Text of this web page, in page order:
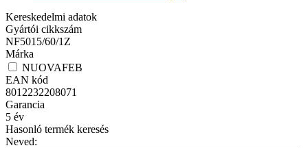
Kereskedelmi adatok
Gyártói cikkszám
NF5015/60/1Z
Márka
NUOVAFEB
EAN kód
8012232208071
Garancia
5 év
Hasonló termék keresés
Neved: